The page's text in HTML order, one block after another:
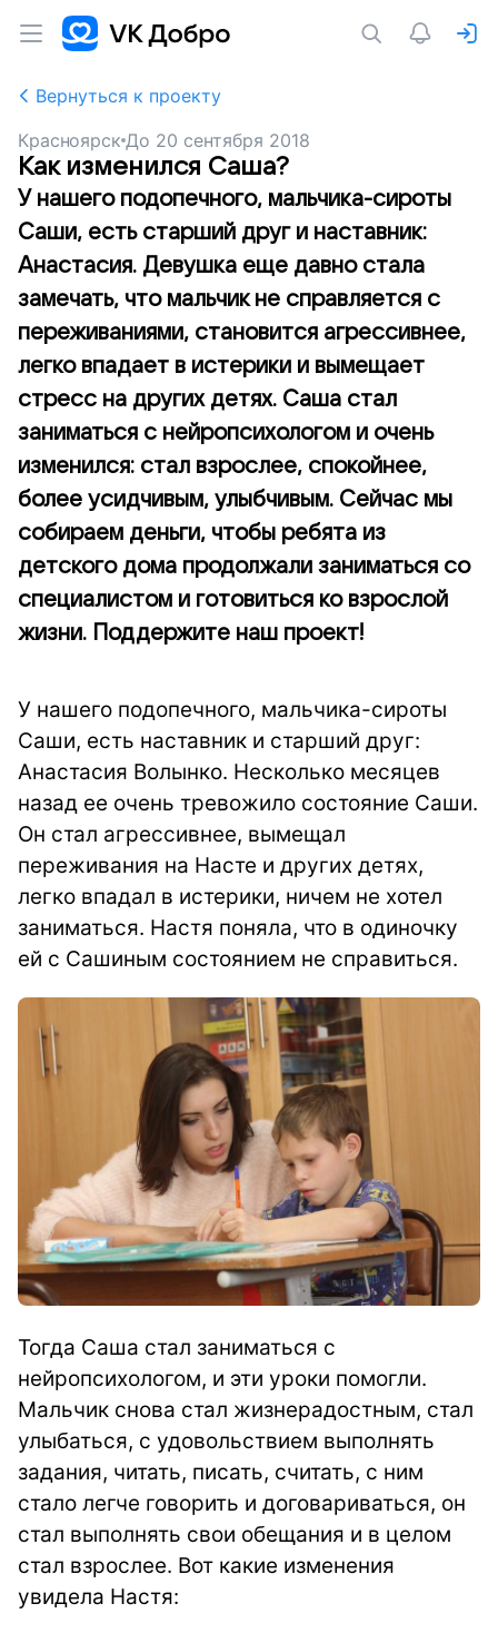
Вернуться к проекту
Красноярск До 20 сентября 2018
Как изменился Саша?
У нашего подопечного, мальчика-сироты
Саши, есть старший друг и наставник:
Анастасия. Девушка еще давно стала
замечать, что мальчик не справляется с
переживаниями, становится агрессивнее,
легко впадает в истерики и вымещает
стресс на других детях. Саша стал
заниматься с нейропсихологом и очень
изменился: стал взрослее, спокойнее,
более усидчивым, улыбчивым. Сейчас мы
собираем деньги, чтобы ребята из
детского дома продолжали заниматься со
специалистом и готовиться ко взрослой
жизни. Поддержите наш проект!
У нашего подопечного, мальчика-сироты
Саши, есть наставник и старший друг:
Анастасия Волынко. Несколько месяцев
назад ее очень тревожило состояние Саши.
Он стал агрессивнее, вымещал
переживания на Насте и других детях,
легко впадал в истерики, ничем не хотел
заниматься. Настя поняла, что в одиночку
ей с Сашиным состоянием не справиться.
Тогда Саша стал заниматься с
нейропсихологом, и эти уроки помогли.
Мальчик снова стал жизнерадостным, стал
улыбаться, с удовольствием выполнять
задания, читать, писать, считать, с ним
стало легче говорить и договариваться, он
стал выполнять свои обещания и в целом
стал взрослее. Вот какие изменения
увидела Настя: